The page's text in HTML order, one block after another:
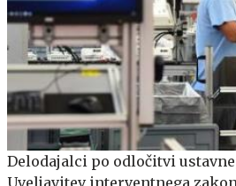
Delodajalci po odločitvi